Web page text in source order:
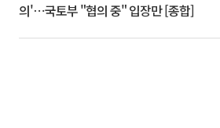
의'⋯국토부 "협의 중" 입장만 [종합]